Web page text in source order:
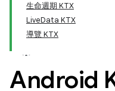
生命週期 KTX
LiveData KTX
導覽 KTX
Android